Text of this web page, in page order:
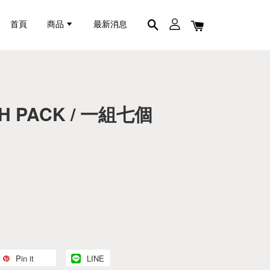
首頁 商品 最新消息
PACK / 一組七個
Pin it LINE